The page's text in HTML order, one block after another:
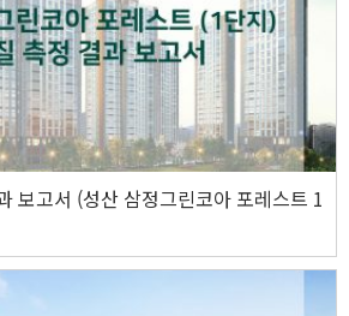
보고서 (성산 삼정그린코아 포레스트 1